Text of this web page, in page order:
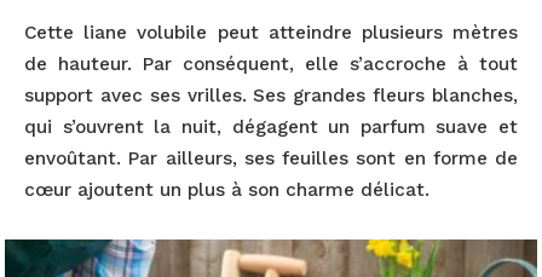
Cette liane volubile peut atteindre plusieurs mètres
de hauteur. Par conséquent, elle s’accroche à tout
support avec ses vrilles. Ses grandes fleurs blanches,
qui s’ouvrent la nuit, dégagent un parfum suave et
envoûtant. Par ailleurs, ses feuilles sont en forme de
cœur ajoutent un plus à son charme délicat.